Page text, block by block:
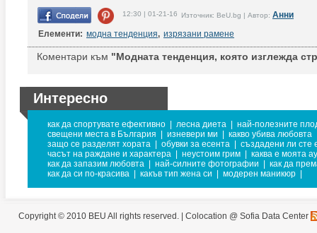
12:30 | 01-21-16 Източник: BeU.bg | Автор: Анни
Елементи: модна тенденция, изрязани рамене
Коментари към "Модната тенденция, която изглежда
Интересно
как да спортувате ефективно лесна диета
най-полезните
свещени места в България
изневери ми какво убива любовта
защо се разделят хората
обувки за есента
създадени ли сте
часът на раждане и характера
неустоим грим
каква е моята
как да запазим любовта
най-силните фотографии
как да
как да си по-красива
какъв тип жена си модерен маникюр
Copyright © 2010 BEU All rights reserved. | Colocation @ Sofia Data Center